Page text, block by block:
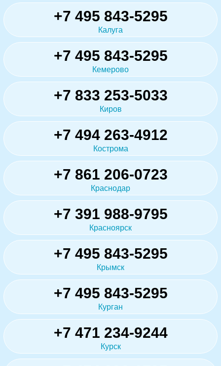
+7 495 843-5295
Калуга
+7 495 843-5295
Кемерово
+7 833 253-5033
Киров
+7 494 263-4912
Кострома
+7 861 206-0723
Краснодар
+7 391 988-9795
Красноярск
+7 495 843-5295
Крымск
+7 495 843-5295
Курган
+7 471 234-9244
Курск